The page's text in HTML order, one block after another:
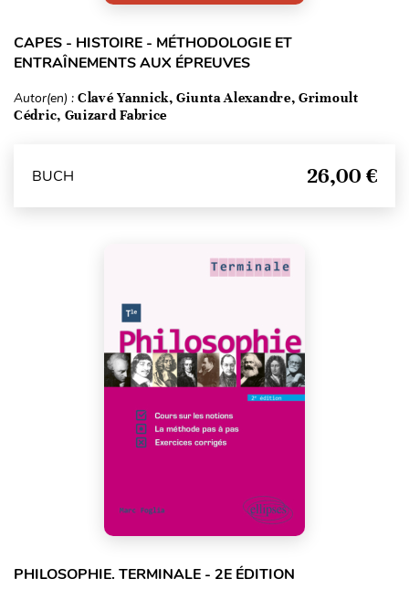
CAPES - HISTOIRE - MÉTHODOLOGIE ET
ENTRAÎNEMENTS AUX ÉPREUVES
Autor(en) : Clavé Yannick, Giunta Alexandre, Grimoult
Cédric, Guizard Fabrice
BUCH 26,00 €
PHILOSOPHIE. TERMINALE - 2E ÉDITION